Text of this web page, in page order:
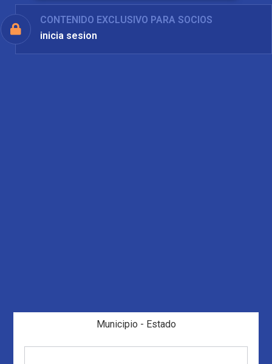
CONTENIDO EXCLUSIVO PARA SOCIOS
inicia sesion
Municipio - Estado